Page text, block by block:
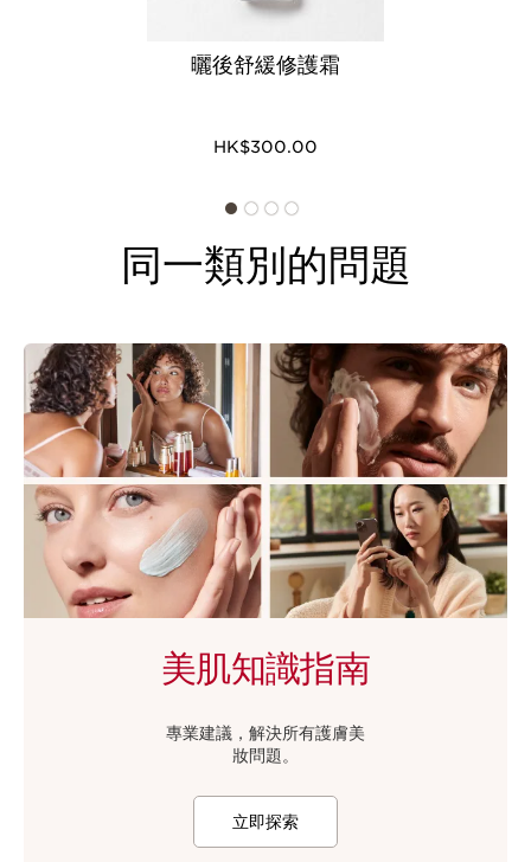
曬後舒緩修護霜
HK$300.00
同一類別的問題
美肌知識指南
專業建議，解決所有護膚美
妝⁠問⁠題。
立即探索